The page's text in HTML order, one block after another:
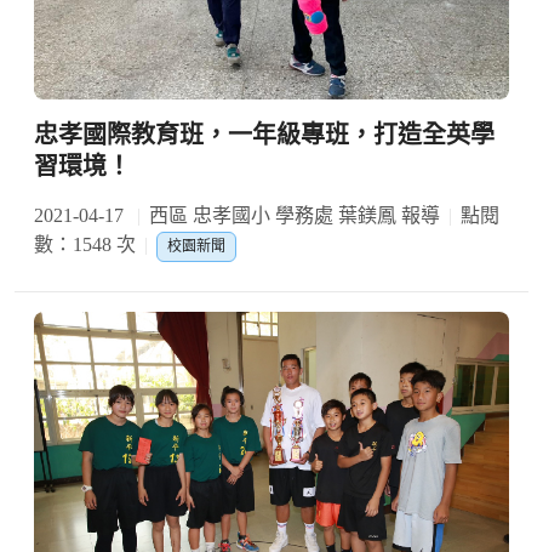
忠孝國際教育班，一年級專班，打造全英學
習環境！
2021-04-17 西區 忠孝國小 學務處 葉鎂鳳 報導
點閱
數：1548 次
校園新聞